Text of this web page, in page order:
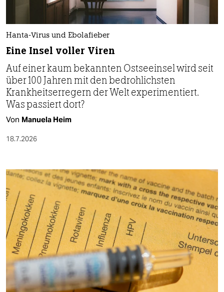
Hanta-Virus und Ebolafieber
Eine Insel voller Viren
Auf einer kaum bekannten Ostseeinsel wird seit
über 100 Jahren mit den bedrohlichsten
Krankheitserregern der Welt experimentiert.
Was passiert dort?
Von Manuela Heim
18.7.2026